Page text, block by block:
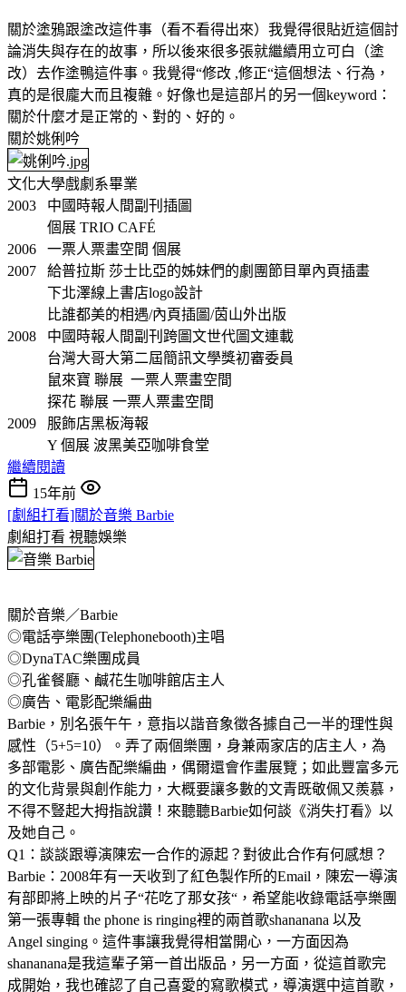
關於塗鴉跟塗改這件事（看不看得出來）我覺得很貼近這個討
論消失與存在的故事，所以後來很多張就繼續用立可白（塗
改）去作塗鴨這件事。我覺得“修改 ,修正“這個想法、行為，
真的是很龐大而且複雜。好像也是這部片的另一個keyword：
關於什麼才是正常的、對的、好的。
關於姚俐吟
文化大學戲劇系畢業
2003 中國時報人間副刊插圖
個展 TRIO CAFÉ
2006 一票人票畫空間 個展
2007 給普拉斯 莎士比亞的姊妹們的劇團節目單內頁插畫
下北澤線上書店logo設計
比誰都美的相遇/內頁插圖/茵山外出版
2008 中國時報人間副刊跨圖文世代圖文連載
台灣大哥大第二屆簡訊文學獎初審委員
鼠來寶 聯展 一票人票畫空間
探花 聯展 一票人票畫空間
2009 服飾店黑板海報
Y 個展 波黑美亞咖啡食堂
繼續閱讀
15年前
[劇組打看]關於音樂 Barbie
劇組打看 視聽娛樂
關於音樂／Barbie
◎電話亭樂團(Telephonebooth)主唱
◎DynaTAC樂團成員
◎孔雀餐廳、鹹花生咖啡館店主人
◎廣告、電影配樂編曲
Barbie，別名張午午，意指以諧音象徵各據自己一半的理性與
感性（5+5=10）。弄了兩個樂團，身兼兩家店的店主人，為
多部電影、廣告配樂編曲，偶爾還會作畫展覽；如此豐富多元
的文化背景與創作能力，大概要讓多數的文青既敬佩又羨慕，
不得不豎起大拇指說讚！來聽聽Barbie如何談《消失打看》以
及她自己。
Q1：談談跟導演陳宏一合作的源起？對彼此合作有何感想？
Barbie：2008年有一天收到了紅色製作所的Email，陳宏一導演
有部即將上映的片子“花吃了那女孩“，希望能收錄電話亭樂團
第一張專輯 the phone is ringing裡的兩首歌shananana 以及
Angel singing。這件事讓我覺得相當開心，一方面因為
shananana是我這輩子第一首出版品，另一方面，從這首歌完
成開始，我也確認了自己喜愛的寫歌模式，導演選中這首歌，